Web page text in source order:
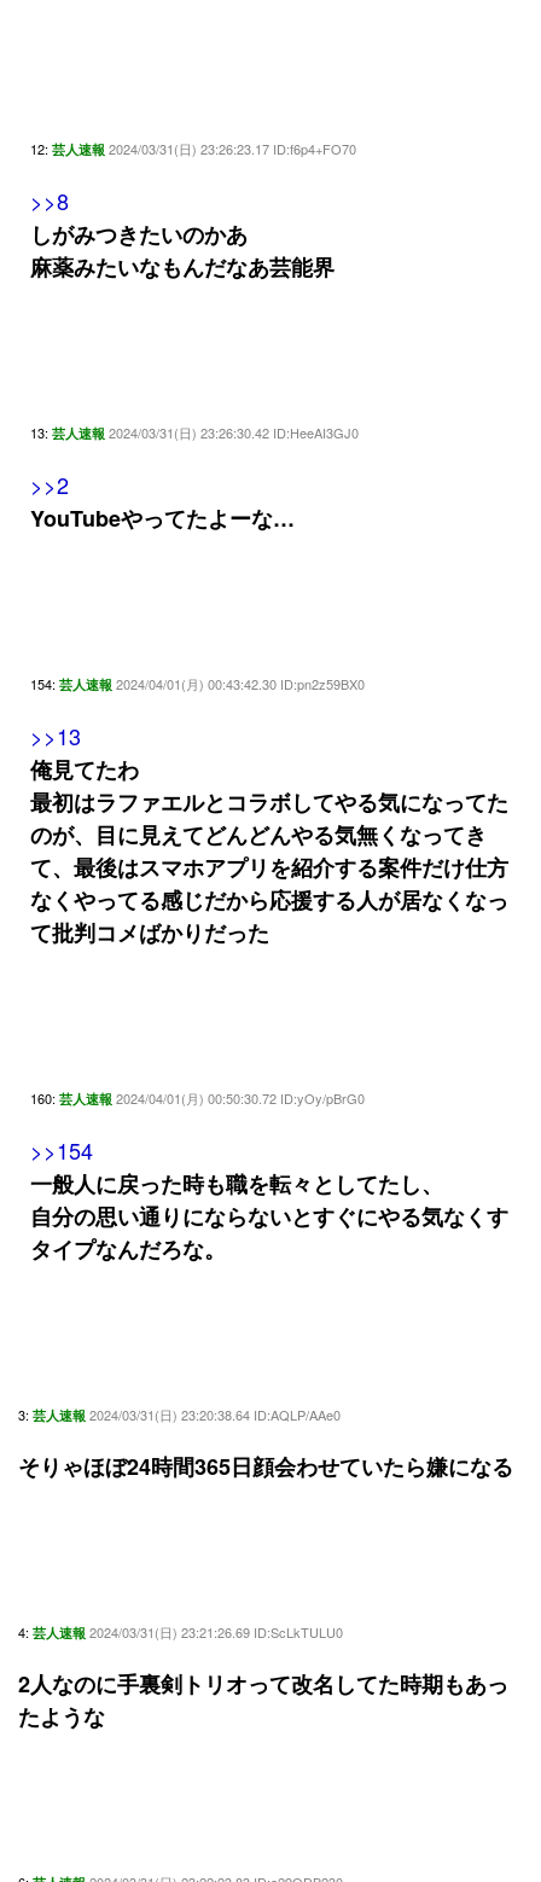
12: 芸人速報 2024/03/31(日) 23:26:23.17 ID:f6p4+FO70
>>8
しがみつきたいのかあ
麻薬みたいなもんだなあ芸能界
13: 芸人速報 2024/03/31(日) 23:26:30.42 ID:HeeAI3GJ0
>>2
YouTubeやってたよーな…
154: 芸人速報 2024/04/01(月) 00:43:42.30 ID:pn2z59BX0
>>13
俺見てたわ
最初はラファエルとコラボしてやる気になってた
のが、目に見えてどんどんやる気無くなってき
て、最後はスマホアプリを紹介する案件だけ仕方
なくやってる感じだから応援する人が居なくなっ
て批判コメばかりだった
160: 芸人速報 2024/04/01(月) 00:50:30.72 ID:yOy/pBrG0
>>154
一般人に戻った時も職を転々としてたし、
自分の思い通りにならないとすぐにやる気なくす
タイプなんだろな。
3: 芸人速報 2024/03/31(日) 23:20:38.64 ID:AQLP/AAe0
そりゃほぼ24時間365日顔会わせていたら嫌になる
4: 芸人速報 2024/03/31(日) 23:21:26.69 ID:ScLkTULU0
2人なのに手裏剣トリオって改名してた時期もあっ
たような